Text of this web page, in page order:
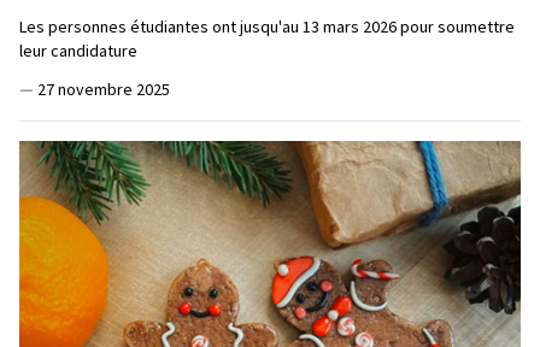
Les personnes étudiantes ont jusqu'au 13 mars 2026 pour soumettre
leur candidature
— 27 novembre 2025